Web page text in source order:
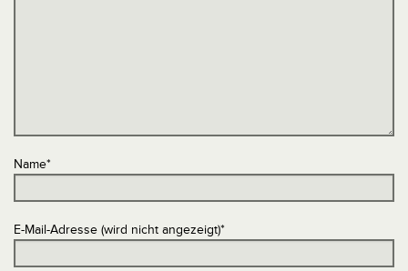
Name*
E-Mail-Adresse (wird nicht angezeigt)*